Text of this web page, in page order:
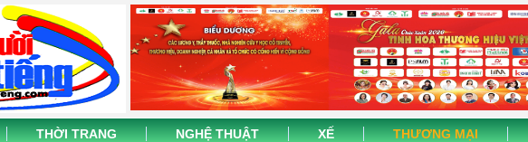
THỜI TRANG NGHỆ THUẬT XẾ THƯƠNG MẠI